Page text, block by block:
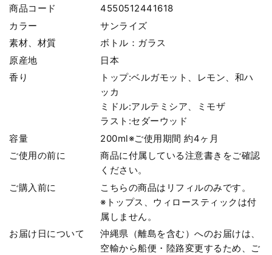
商品コード
4550512441618
カラー
サンライズ
素材、材質
ボトル：ガラス
原産地
日本
香り
トップ:ベルガモット、レモン、和ハ
ッカ
ミドル:アルテミシア、ミモザ
ラスト:セダーウッド
容量
200ml※ご使用期間 約4ヶ月
ご使用の前に
商品に付属している注意書きをご確認
ください。
ご購入前に
こちらの商品はリフィルのみです。
※トップス、ウィロースティックは付
属しません。
お届け日について
沖縄県（離島を含む）へのお届けは、
空輸から船便・陸路変更するため、ご